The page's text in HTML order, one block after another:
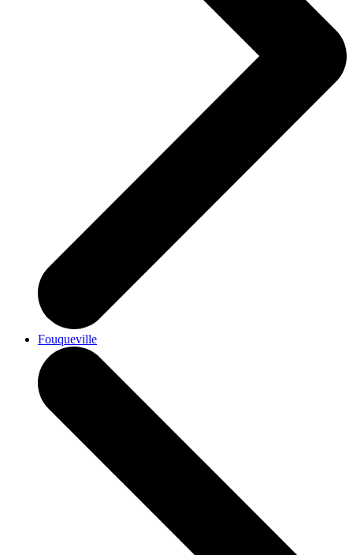
Fouqueville